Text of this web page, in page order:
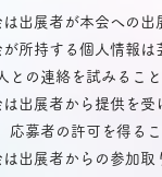
出展者が本会への出
所持する個人情報
との連絡を試みること
出展者から提供を
応募者の許可を得る
出展者からの参加